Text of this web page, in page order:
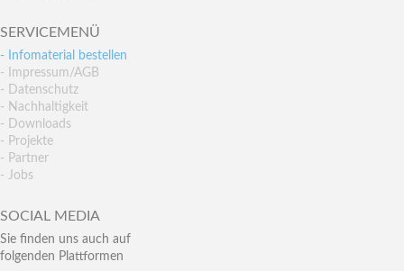
SERVICEMENÜ
- Infomaterial bestellen
- Impressum/AGB
- Datenschutz
- Nachhaltigkeit
- Downloads
- Projekte
- Partner
- Jobs
SOCIAL MEDIA
Sie finden uns auch auf
folgenden Plattformen